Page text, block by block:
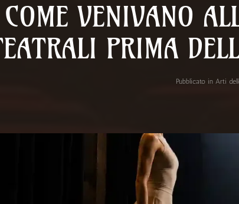
COME VENIVANO
PRIMA
Pubblicato in Arti